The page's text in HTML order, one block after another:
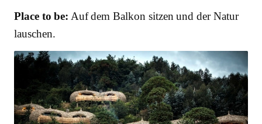
Place to be: Auf dem Balkon sitzen und der Natur
lauschen.